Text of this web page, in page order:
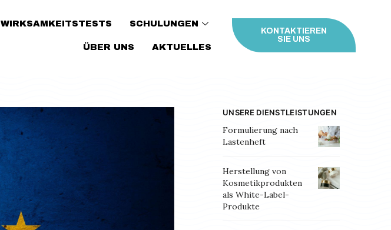
WIRKSAMKEITSTESTS SCHULUNGEN
ÜBER UNS AKTUELLES
KONTAKTIEREN
SIE UNS
UNSERE DIENSTLEISTUNGEN
Formulierung nach
Lastenheft
Herstellung von
Kosmetikprodukten
als White-Label-
Produkte